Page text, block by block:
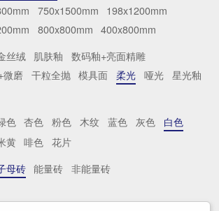
750x1500mm
198x1200mm
800x800mm 400x800mm
丝绒 肌肤釉
数码釉+亮面精雕
微磨
干粒全抛 模具面 柔光 哑光
星光釉
色 杏色 粉色 木纹 蓝色 灰色
白色
黄 啡色 花片
母砖 能量砖 非能量砖